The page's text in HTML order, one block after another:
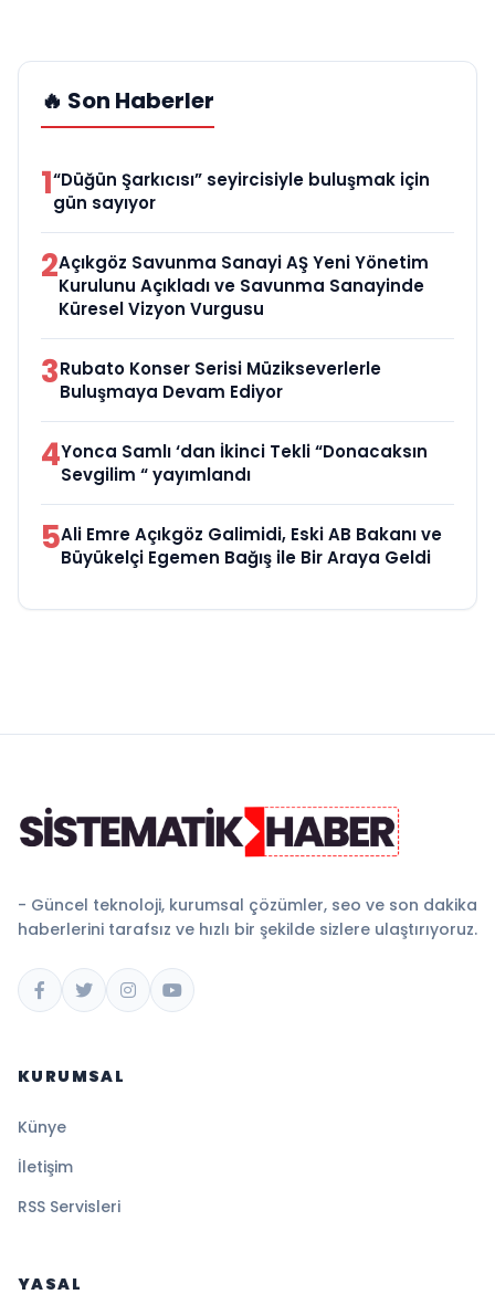
🔥 Son Haberler
1“Düğün Şarkıcısı” seyircisiyle buluşmak için
gün sayıyor
2Açıkgöz Savunma Sanayi AŞ Yeni Yönetim
Kurulunu Açıkladı ve Savunma Sanayinde
Küresel Vizyon Vurgusu
3Rubato Konser Serisi Müzikseverlerle
Buluşmaya Devam Ediyor
4Yonca Samlı ‘dan İkinci Tekli “Donacaksın
Sevgilim “ yayımlandı
5Ali Emre Açıkgöz Galimidi, Eski AB Bakanı ve
Büyükelçi Egemen Bağış ile Bir Araya Geldi
- Güncel teknoloji, kurumsal çözümler, seo ve son dakika
haberlerini tarafsız ve hızlı bir şekilde sizlere ulaştırıyoruz.
KURUMSAL
Künye
İletişim
RSS Servisleri
YASAL